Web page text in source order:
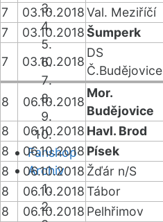
Fanshop
Archiv
7
03.10.2018Val. Meziříčí
7
03.10.2018Šumperk
7
03.10.2018
DS
Č.Budějovice
8 06.10.2018
Mor.
Budějovice
8
06.10.2018 Havl. Brod
8
06.10.2018 Písek
8
06.10.2018 Žďár n/S
8
06.10.2018Tábor
8
06.10.2018 Pelhřimov